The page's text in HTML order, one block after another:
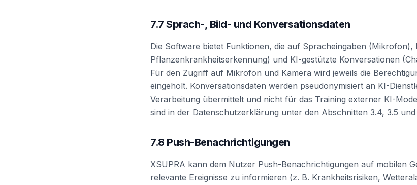
7.7 Sprach-, Bild- und Konversationsdaten
Die Software bietet Funktionen, die auf Spracheingaben
Pflanzenkrankheitserkennung) und KI-gestützte Konversationen
Für den Zugriff auf Mikrofon und Kamera wird jeweils die
eingeholt. Konversationsdaten werden pseudonymisiert an KI-
Verarbeitung übermittelt und nicht für das Training externer KI-
sind in der Datenschutzerklärung unter den Abschnitten 3.4, 3.5
7.8 Push-Benachrichtigungen
XSUPRA kann dem Nutzer Push-Benachrichtigungen auf mobilen
relevante Ereignisse zu informieren (z. B. Krankheitsrisiken,